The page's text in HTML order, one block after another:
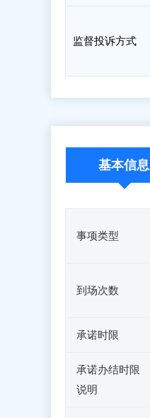
监督投诉方式
基本信息
事项类型
到场次数
承诺时限
承诺办结时限
说明